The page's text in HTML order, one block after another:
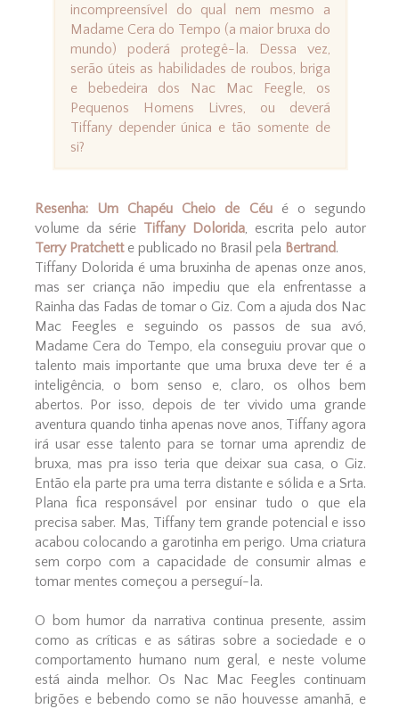
incompreensível do qual nem mesmo a
Madame Cera do Tempo (a maior bruxa do
mundo) poderá protegê-la. Dessa vez,
serão úteis as habilidades de roubos, briga
e bebedeira dos Nac Mac Feegle, os
Pequenos Homens Livres, ou deverá
Tiffany depender única e tão somente de
si?
Resenha: Um Chapéu Cheio de Céué o segundo
volume da série Tiffany Dolorida, escrita pelo autor
Terry Pratchette publicado no Brasil pela Bertrand.
Tiffany Dolorida é uma bruxinha de apenas onze anos,
mas ser criança não impediu que ela enfrentasse a
Rainha das Fadas de tomar o Giz. Com a ajuda dos Nac
Mac Feegles e seguindo os passos de sua avó,
Madame Cera do Tempo, ela conseguiu provar que o
talento mais importante que uma bruxa deve ter é a
inteligência, o bom senso e, claro, os olhos bem
abertos. Por isso, depois de ter vivido uma grande
aventura quando tinha apenas nove anos, Tiffany agora
irá usar esse talento para se tornar uma aprendiz de
bruxa, mas pra isso teria que deixar sua casa, o Giz.
Então ela parte pra uma terra distante e sólida e a Srta.
Plana fica responsável por ensinar tudo o que ela
precisa saber. Mas, Tiffany tem grande potencial e isso
acabou colocando a garotinha em perigo. Uma criatura
sem corpo com a capacidade de consumir almas e
tomar mentes começou a perseguí-la.
O bom humor da narrativa continua presente, assim
como as críticas e as sátiras sobre a sociedade e o
comportamento humano num geral, e neste volume
está ainda melhor. Os Nac Mac Feegles continuam
brigões e bebendo como se não houvesse amanhã, e